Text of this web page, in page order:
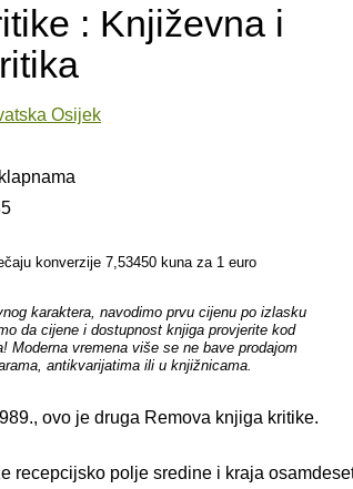
: Književna i
Osijek
konverzije 7,53450 kuna za 1 euro
karaktera, navodimo prvu cijenu po izlasku
da cijene i dostupnost knjiga provjerite kod
Moderna vremena više se ne bave prodajom
antikvarijatima ili u knjižnicama.
ovo je druga Remova knjiga kritike.
recepcijsko polje sredine i kraja